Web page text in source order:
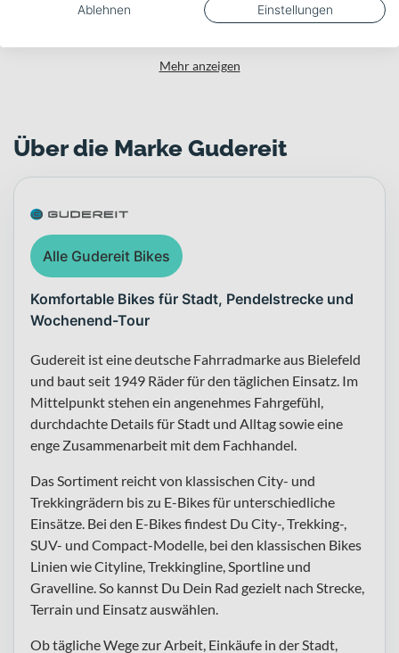
Mehr anzeigen
Über die Marke Gudereit
Alle Gudereit Bikes
Komfortable Bikes für Stadt, Pendelstrecke und
Wochenend-Tour
Gudereit ist eine deutsche Fahrradmarke aus Bielefeld
und baut seit 1949 Räder für den täglichen Einsatz. Im
Mittelpunkt stehen ein angenehmes Fahrgefühl,
durchdachte Details für Stadt und Alltag sowie eine
enge Zusammenarbeit mit dem Fachhandel.
Das Sortiment reicht von klassischen City- und
Trekkingrädern bis zu E-Bikes für unterschiedliche
Einsätze. Bei den E-Bikes findest Du City-, Trekking-,
SUV- und Compact-Modelle, bei den klassischen Bikes
Linien wie Cityline, Trekkingline, Sportline und
Gravelline. So kannst Du Dein Rad gezielt nach Strecke,
Terrain und Einsatz auswählen.
Ob tägliche Wege zur Arbeit, Einkäufe in der Stadt,
Ablehnen Einstellungen